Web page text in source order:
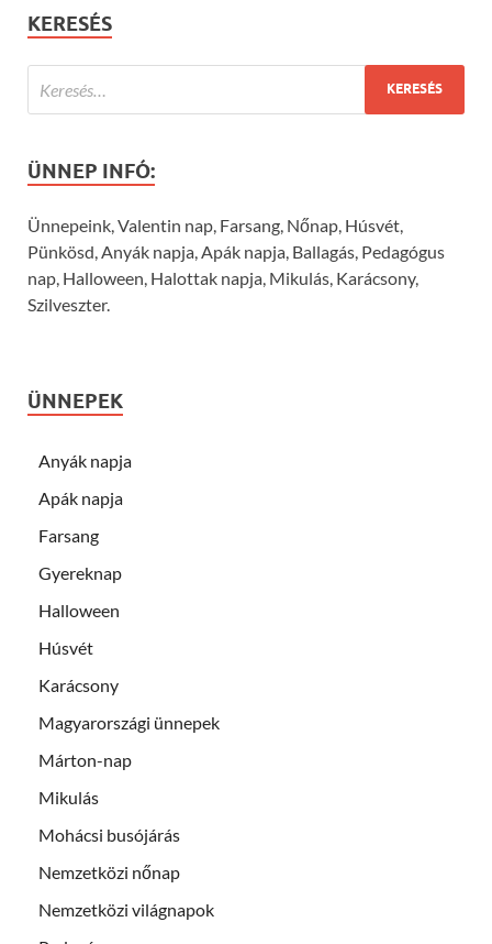
KERESÉS
ÜNNEP INFÓ:
Ünnepeink, Valentin nap, Farsang, Nőnap, Húsvét,
Pünkösd, Anyák napja, Apák napja, Ballagás, Pedagógus
nap, Halloween, Halottak napja, Mikulás, Karácsony,
Szilveszter.
ÜNNEPEK
Anyák napja
Apák napja
Farsang
Gyereknap
Halloween
Húsvét
Karácsony
Magyarországi ünnepek
Márton-nap
Mikulás
Mohácsi busójárás
Nemzetközi nőnap
Nemzetközi világnapok